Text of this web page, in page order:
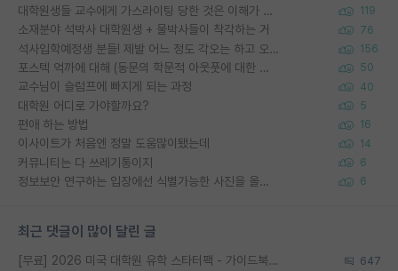
대학원생들 교수에게 가스라이팅 당한 것은 이해가 갑니다. 안타깝네요. 119
소재분야 석박사 대학원생 + 물박사들이 착각하는 거 76
석사입학예정생 분들! 제발 어느 정도 각오는 하고 오세요. 156
포스텍 억까에 대해 (동문의 학문적 아웃풋에 대한 반박) 50
교수님이 슬럼프에 빠지게 되는 과정 40
대학원 어디로 가야할까요? 5
편애 하는 방법 16
이사이트가 처음엔 정말 도움많이됐는데 14
커뮤니티는 다 쓰레기통이지 6
정보보안 연구하는 입장에선 식별가능한 사진을 올리는건 비추이긴함 6
최근 댓글이 많이 달린 글
[무료] 2026 미국 대학원 유학 스타터팩 - 가이드북 & 합격자 컨택메일 템플릿 647